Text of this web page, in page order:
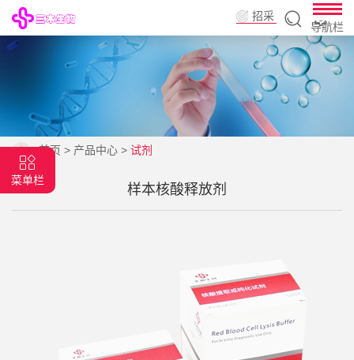
招采
导航栏
首页 > 产品中心 > 试剂
菜单栏
样本核酸释放剂